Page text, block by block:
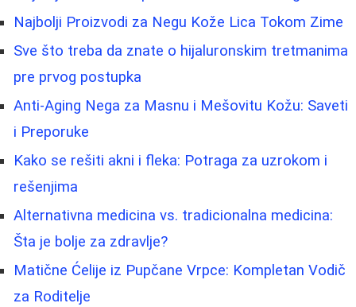
Najbolji Proizvodi za Negu Kože Lica Tokom Zime
Sve što treba da znate o hijaluronskim tretmanima
pre prvog postupka
Anti-Aging Nega za Masnu i Mešovitu Kožu: Saveti
i Preporuke
Kako se rešiti akni i fleka: Potraga za uzrokom i
rešenjima
Alternativna medicina vs. tradicionalna medicina:
Šta je bolje za zdravlje?
Matične Ćelije iz Pupčane Vrpce: Kompletan Vodič
za Roditelje